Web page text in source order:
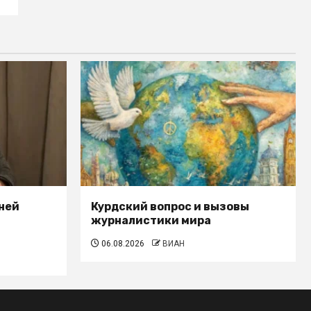
Курдский вопрос и вызовы
журналистики мира
06.08.2026 ВИАН